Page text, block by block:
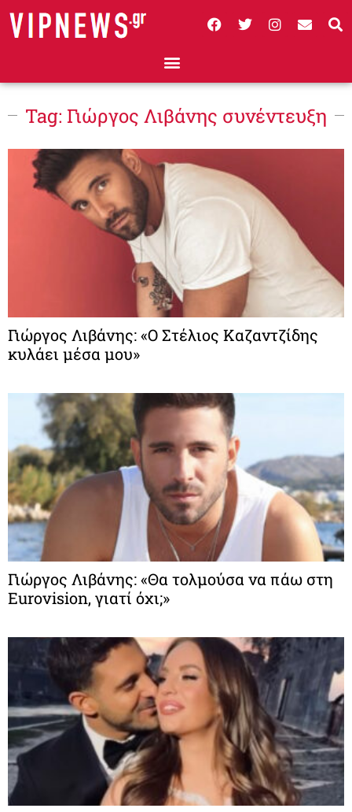
Tag: Γιώργος Λιβάνης συνέντευξη
Γιώργος Λιβάνης: «Ο Στέλιος Καζαντζίδης
κυλάει μέσα μου»
Γιώργος Λιβάνης: «Θα τολμούσα να πάω στη
Eurovision, γιατί όχι;»